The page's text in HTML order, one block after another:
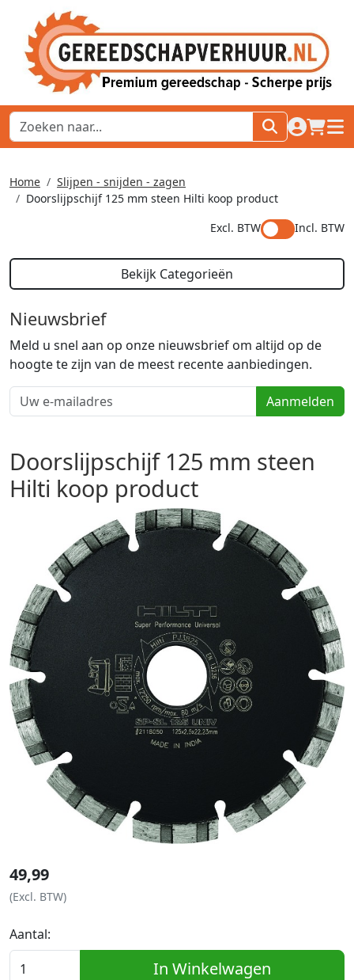
naar
Home
Slijpen - snijden - zagen
Doorslijpschijf 125 mm steen Hilti koop product
Excl. BTW
Incl. BTW
Bekijk Categorieën
Nieuwsbrief
Meld u snel aan op onze nieuwsbrief om altijd op de
hoogte te zijn van de meest recente aanbiedingen.
Aanmelden
Doorslijpschijf 125 mm steen
Hilti koop product
49,99
(Excl. BTW)
Aantal:
In Winkelwagen